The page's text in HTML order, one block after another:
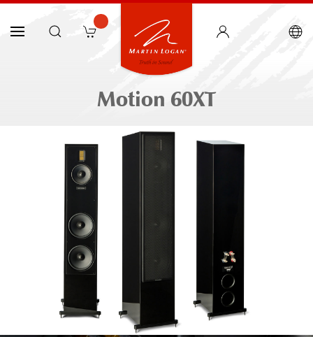
Motion 60XT